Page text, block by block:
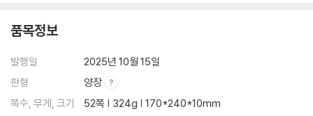
품목정보
발행일
2025년 10월 15일
판형
양장
쪽수, 무게, 크기
52쪽 | 324g | 170*240*10mm